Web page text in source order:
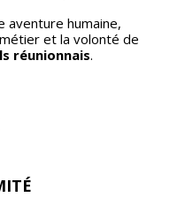
aventure humaine,
et la volonté de
réunionnais.